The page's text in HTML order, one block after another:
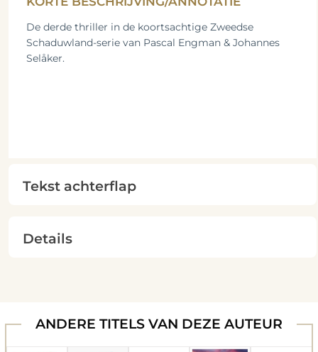
De derde thriller in de koortsachtige Zweedse
Schaduwland-serie van Pascal Engman & Johannes
Selåker.
Tekst achterflap
Details
ANDERE TITELS VAN DEZE AUTEUR